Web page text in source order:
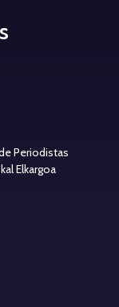
Periodistas
Elkargoa